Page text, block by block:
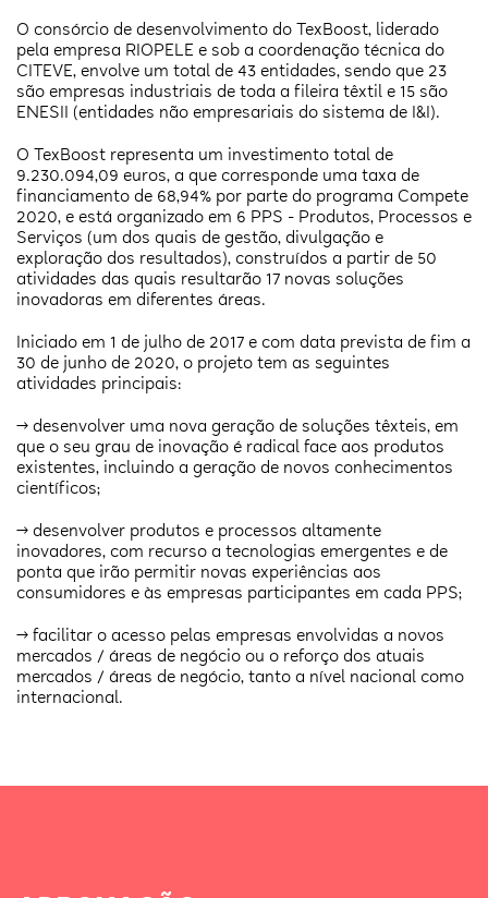
O consórcio de desenvolvimento do TexBoost, liderado
pela empresa RIOPELE e sob a coordenação técnica do
CITEVE, envolve um total de 43 entidades, sendo que 23
são empresas industriais de toda a fileira têxtil e 15 são
ENESII (entidades não empresariais do sistema de I&I).
O TexBoost representa um investimento total de
9.230.094,09 euros, a que corresponde uma taxa de
financiamento de 68,94% por parte do programa Compete
2020, e está organizado em 6 PPS - Produtos, Processos e
Serviços (um dos quais de gestão, divulgação e
exploração dos resultados), construídos a partir de 50
atividades das quais resultarão 17 novas soluções
inovadoras em diferentes áreas.
Iniciado em 1 de julho de 2017 e com data prevista de fim a
30 de junho de 2020, o projeto tem as seguintes
atividades principais:
→ desenvolver uma nova geração de soluções têxteis, em
que o seu grau de inovação é radical face aos produtos
existentes, incluindo a geração de novos conhecimentos
científicos;
→ desenvolver produtos e processos altamente
inovadores, com recurso a tecnologias emergentes e de
ponta que irão permitir novas experiências aos
consumidores e às empresas participantes em cada PPS;
→ facilitar o acesso pelas empresas envolvidas a novos
mercados / áreas de negócio ou o reforço dos atuais
mercados / áreas de negócio, tanto a nível nacional como
internacional.